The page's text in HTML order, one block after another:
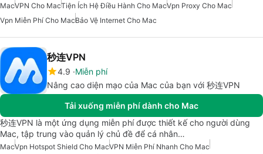
MacVPN Cho MacTiện Ích Hệ Điều Hành Cho MacVpn Proxy Cho Mac
Vpn Miễn Phí Cho MacBảo Vệ Internet Cho Mac
秒连VPN
4.9 Miễn phí
Nâng cao diện mạo của Mac của bạn với 秒连VPN
Tải xuống miễn phí dành cho Mac
秒连VPN là một ứng dụng miễn phí được thiết kế cho người dùng
Mac, tập trung vào quản lý chủ đề để cá nhân…
MacVpn Hotspot Shield Cho MacVPN Miễn Phí Nhanh Cho Mac